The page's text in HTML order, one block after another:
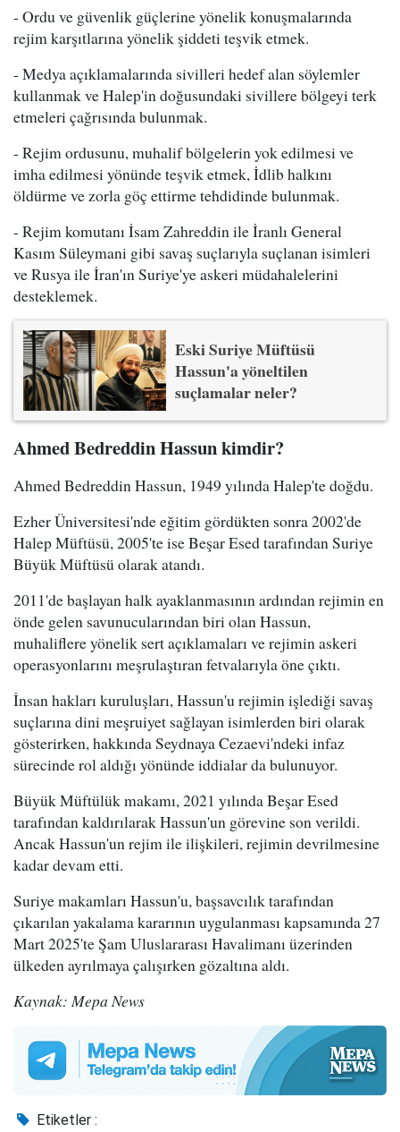
- Ordu ve güvenlik güçlerine yönelik konuşmalarında
rejim karşıtlarına yönelik şiddeti teşvik etmek.
- Medya açıklamalarında sivilleri hedef alan söylemler
kullanmak ve Halep'in doğusundaki sivillere bölgeyi terk
etmeleri çağrısında bulunmak.
- Rejim ordusunu, muhalif bölgelerin yok edilmesi ve
imha edilmesi yönünde teşvik etmek, İdlib halkını
öldürme ve zorla göç ettirme tehdidinde bulunmak.
- Rejim komutanı İsam Zahreddin ile İranlı General
Kasım Süleymani gibi savaş suçlarıyla suçlanan isimleri
ve Rusya ile İran'ın Suriye'ye askeri müdahalelerini
desteklemek.
Eski Suriye Müftüsü
Hassun'a yöneltilen
suçlamalar neler?
Ahmed Bedreddin Hassun kimdir?
Ahmed Bedreddin Hassun, 1949 yılında Halep'te doğdu.
Ezher Üniversitesi'nde eğitim gördükten sonra 2002'de
Halep Müftüsü, 2005'te ise Beşar Esed tarafından Suriye
Büyük Müftüsü olarak atandı.
2011'de başlayan halk ayaklanmasının ardından rejimin en
önde gelen savunucularından biri olan Hassun,
muhaliflere yönelik sert açıklamaları ve rejimin askeri
operasyonlarını meşrulaştıran fetvalarıyla öne çıktı.
İnsan hakları kuruluşları, Hassun'u rejimin işlediği savaş
suçlarına dini meşruiyet sağlayan isimlerden biri olarak
gösterirken, hakkında Seydnaya Cezaevi'ndeki infaz
sürecinde rol aldığı yönünde iddialar da bulunuyor.
Büyük Müftülük makamı, 2021 yılında Beşar Esed
tarafından kaldırılarak Hassun'un görevine son verildi.
Ancak Hassun'un rejim ile ilişkileri, rejimin devrilmesine
kadar devam etti.
Suriye makamları Hassun'u, başsavcılık tarafından
çıkarılan yakalama kararının uygulanması kapsamında 27
Mart 2025'te Şam Uluslararası Havalimanı üzerinden
ülkeden ayrılmaya çalışırken gözaltına aldı.
Kaynak: Mepa News
Etiketler :